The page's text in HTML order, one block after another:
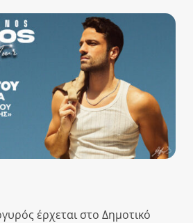
έρχεται στο Δημοτικό